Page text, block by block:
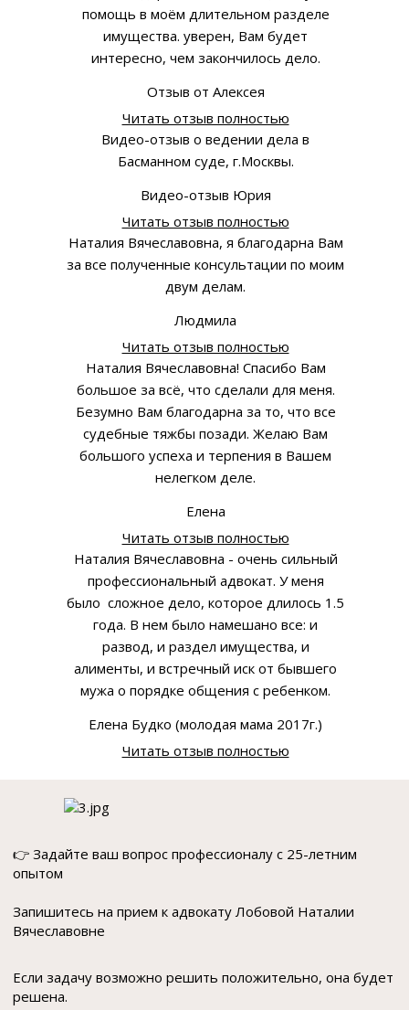
помощь в моём длительном разделе
имущества. уверен, Вам будет
интересно, чем закончилось дело.
Отзыв от Алексея
Читать отзыв полностью
Видео-отзыв о ведении дела в
Басманном суде, г.Москвы.
Видео-отзыв Юрия
Читать отзыв полностью
Наталия Вячеславовна, я благодарна Вам
за все полученные консультации по моим
двум делам.
Людмила
Читать отзыв полностью
Наталия Вячеславовна! Спасибо Вам
большое за всё, что сделали для меня.
Безумно Вам благодарна за то, что все
судебные тяжбы позади. Желаю Вам
большого успеха и терпения в Вашем
нелегком деле.
Елена
Читать отзыв полностью
Наталия Вячеславовна - очень сильный
профессиональный адвокат. У меня
было сложное дело, которое длилось 1.5
года. В нем было намешано все: и
развод, и раздел имущества, и
алименты, и встречный иск от бывшего
мужа о порядке общения с ребенком.
Елена Будко (молодая мама 2017г.)
Читать отзыв полностью
👉 Задайте ваш вопрос профессионалу с 25-летним
опытом
Запишитесь на прием к адвокату Лобовой Наталии
Вячеславовне
Если задачу возможно решить положительно, она будет
решена.